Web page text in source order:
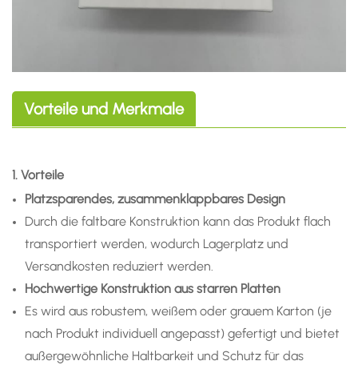
Vorteile und Merkmale
1. Vorteile
Platzsparendes, zusammenklappbares Design
Durch die faltbare Konstruktion kann das Produkt flach
transportiert werden, wodurch Lagerplatz und
Versandkosten reduziert werden.
Hochwertige Konstruktion aus starren Platten
Es wird aus robustem, weißem oder grauem Karton (je
nach Produkt individuell angepasst) gefertigt und bietet
außergewöhnliche Haltbarkeit und Schutz für das